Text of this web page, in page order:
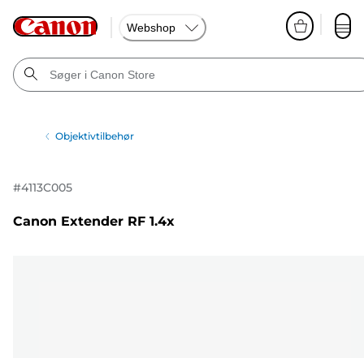
Webshop
Objektivtilbehør
#4113C005
Canon Extender RF 1.4x